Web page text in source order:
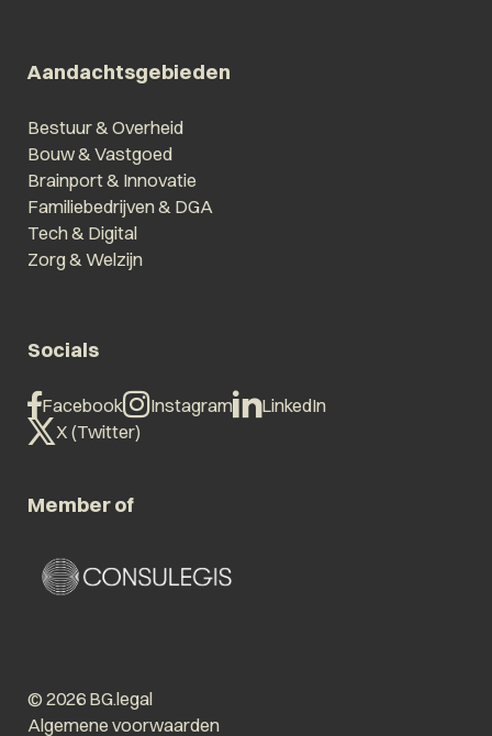
Aandachtsgebieden
Bestuur & Overheid
Bouw & Vastgoed
Brainport & Innovatie
Familiebedrijven & DGA
Tech & Digital
Zorg & Welzijn
Socials
Facebook Instagram
LinkedIn
X (Twitter)
Member of
© 2026 BG.legal
Algemene voorwaarden